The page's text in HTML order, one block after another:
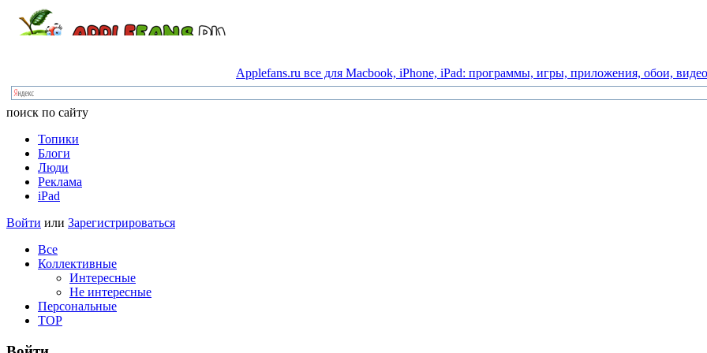
Applefans.ru все для Macbook, iPhone, iPad: программы, игры, приложения, обои, видео
поиск по сайту
Топики
Блоги
Люди
Реклама
iPad
Войти или Зарегистрироваться
Все
Коллективные
Интересные
Не интересные
Персональные
TOP